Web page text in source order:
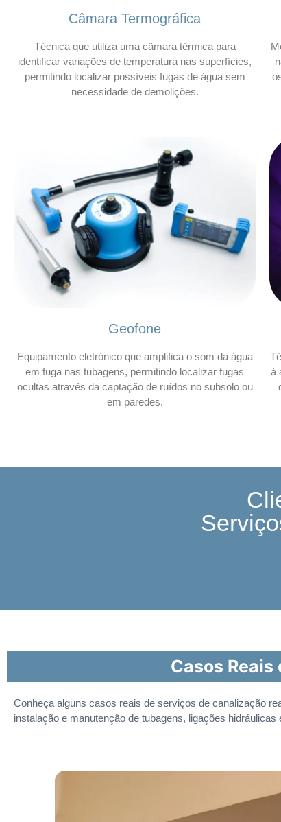
Câmara Termográfica
Técnica que utiliza uma câmara térmica para
identificar variações de temperatura nas superfícies,
permitindo localizar possíveis fugas de água sem
necessidade de demolições.
Geofone
Equipamento eletrónico que amplifica o som da água
em fuga nas tubagens, permitindo localizar fugas
ocultas através da captação de ruídos no subsolo ou
em paredes.
à
Casos
Conheça alguns casos reais de serviços de canalização
instalação e manutenção de tubagens, ligações